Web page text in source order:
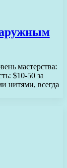
мастерства:
$10-50 за
нитями, всегда